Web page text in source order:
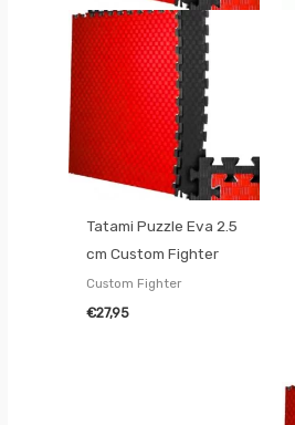
Tatami Puzzle Eva 2.5
cm Custom Fighter
Custom Fighter
€27,95